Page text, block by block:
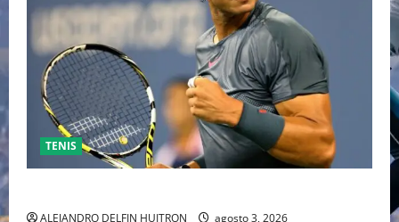
TENIS
ALEJANDRO DELFIN HUITRON agosto 3, 2026